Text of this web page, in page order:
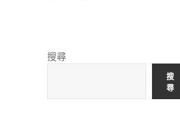
準
搜尋
搜
尋